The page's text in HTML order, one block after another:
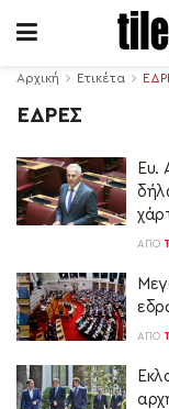
Αρχική Ετικέτα
ΕΔΡΕΣ
Ευ.
ΑΠΌ
ΑΠΌ